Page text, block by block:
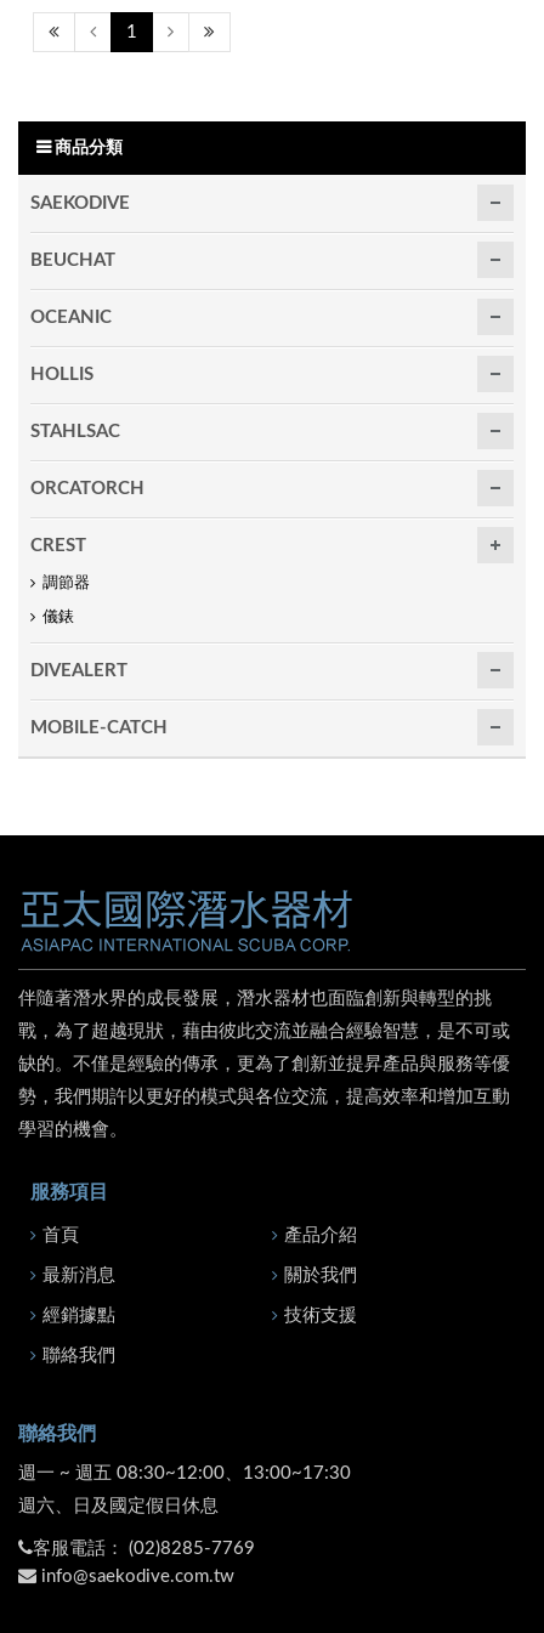
1
商品分類
SAEKODIVE
BEUCHAT
OCEANIC
HOLLIS
STAHLSAC
ORCATORCH
CREST
調節器
儀錶
DIVEALERT
MOBILE-CATCH
伴隨著潛水界的成長發展，潛水器材也面臨創新與轉型的挑
戰，為了超越現狀，藉由彼此交流並融合經驗智慧，是不可或
缺的。不僅是經驗的傳承，更為了創新並提昇產品與服務等優
勢，我們期許以更好的模式與各位交流，提高效率和增加互動
學習的機會。
服務項目
首頁 產品介紹
最新消息 關於我們
經銷據點 技術支援
聯絡我們
聯絡我們
週一 ~ 週五 08:30~12:00、13:00~17:30
週六、日及國定假日休息
客服電話： (02)8285-7769
info@saekodive.com.tw